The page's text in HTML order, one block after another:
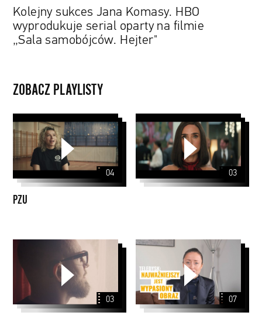
Kolejny sukces Jana Komasy. HBO
wyprodukuje serial oparty na filmie
„Sala samobójców. Hejter"
ZOBACZ PLAYLISTY
PZU
04
PZU
03
Presents
Stories
03
PYD:
Stories
07